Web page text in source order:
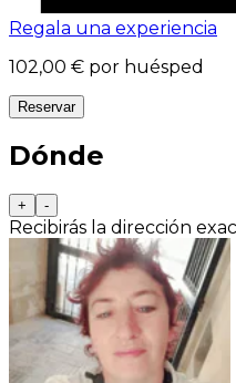
Regala una experiencia
102,00 € por huésped
Reservar
Dónde
+ -
Recibirás la dirección